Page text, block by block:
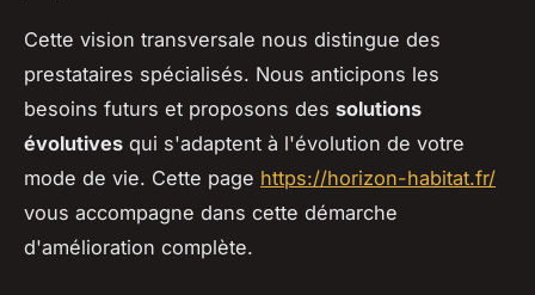
Cette vision transversale nous distingue des
prestataires spécialisés. Nous anticipons les
besoins futurs et proposons des solutions
évolutives qui s'adaptent à l'évolution de votre
mode de vie. Cette page https://horizon-habitat.fr/
vous accompagne dans cette démarche
d'amélioration complète.